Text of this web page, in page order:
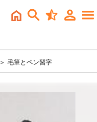
＞ 毛筆とペン習字